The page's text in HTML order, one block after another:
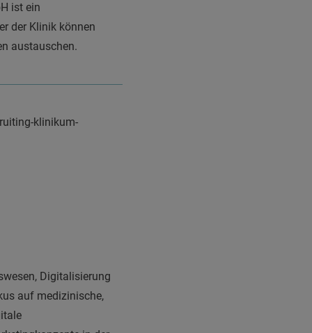
ist ein
der Klinik können
austauschen.
klinikum-
Digitalisierung
auf medizinische,